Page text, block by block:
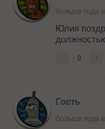
больше года
Юлия
0
Гость
больше года